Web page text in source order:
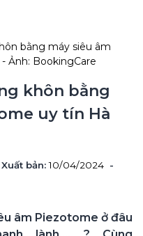
bằng máy siêu âm
Ảnh: BookingCare
khôn bằng
uy tín Hà
Xuất bản: 10/04/2024 -
âm Piezotome ở đâu